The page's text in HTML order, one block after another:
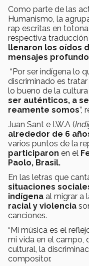
Como parte de las
Humanismo, la
rap escritas en
respectiva
llenaron los oídos
mensajes
“Por ser indígena lo
discriminado es
lo bueno de la
ser auténticos, a
reamente somos”,
Juan Sant e I.W.A (
alrededor de 6
varios puntos de la
participaron en el
Paolo, Brasil.
En las letras que
situaciones
indígena al migrar a
racial y violencia
canciones.
“Mi música es el
mi vida en el campo,
cultural, la
compositor.